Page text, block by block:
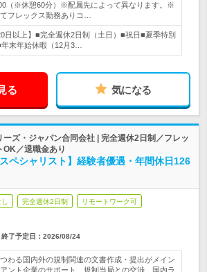
（※休憩60分）※配属先によって異なります。※
フレックス勤務ありコ…
日以上】■完全週休2日制（土日）■祝日■夏季特別
末年始休暇（12月3…
る 気になる
ーズ・ジャパン合同会社 | 完全週休2日制／フレッ
OK／退職金あり
ペシャリスト】経験者優遇・年間休日126
完全週休2日制 リモートワーク可
終了予定日： 2026/08/24
わる国内外の規制関連の文書作成・提出がメイン
ント企業のサポート、規制当局との交渉、国内ラ